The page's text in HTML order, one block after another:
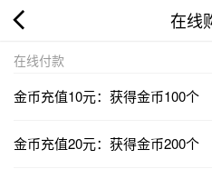
在线
在线付款
金币充值10元：获得金币100个
金币充值20元：获得金币200个